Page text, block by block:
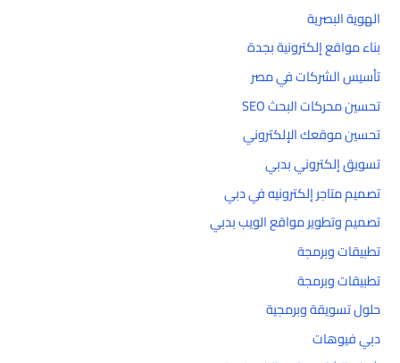
الهوية البصرية
بناء مواقع إلكترونية بجدة
تأسيس الشركات في مصر
تحسين محركات البحث SEO
تحسين موقعك الإلكتروني
تسويق إلكتروني بدبي
تصميم متاجر إلكترونيه في دبي
تصميم وتطوير مواقع الويب بدبي
تطبيقات وبرمجة
تطبيقات وبرمجة
حلول تسويقة وبرمجية
دبي فيوهات